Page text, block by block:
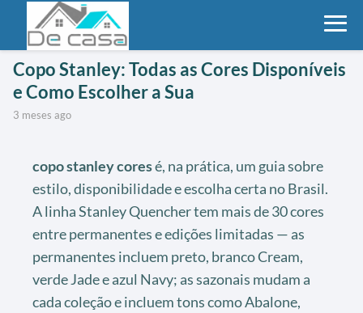
Copo Stanley: Todas as Cores Disponíveis
e Como Escolher a Sua
3 meses ago
copo stanley coresé, na prática, um guia sobre
estilo, disponibilidade e escolha certa no Brasil.
A linha Stanley Quencher tem mais de 30 cores
entre permanentes e edições limitadas — as
permanentes incluem preto, branco Cream,
verde Jade e azul Navy; as sazonais mudam a
cada coleção e incluem tons como Abalone,